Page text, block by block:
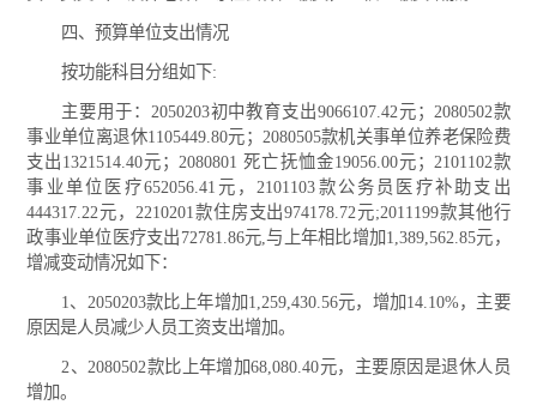
四、预算单位支出情况
按功能科目分组如下:
主要用于：2050203初中教育支出9066107.42元；2080502款
事业单位离退休1105449.80元；2080505款机关事单位养老保险费
支出1321514.40元；2080801 死亡抚恤金19056.00元；2101102款
事业单位医疗652056.41元，2101103款公务员医疗补助支出
444317.22元，2210201款住房支出974178.72元;2011199款其他行
政事业单位医疗支出72781.86元,与上年相比增加1,389,562.85元，
增减变动情况如下：
1、2050203款比上年增加1,259,430.56元，增加14.10%，主要
原因是人员减少人员工资支出增加。
2、2080502款比上年增加68,080.40元，主要原因是退休人员
增加。